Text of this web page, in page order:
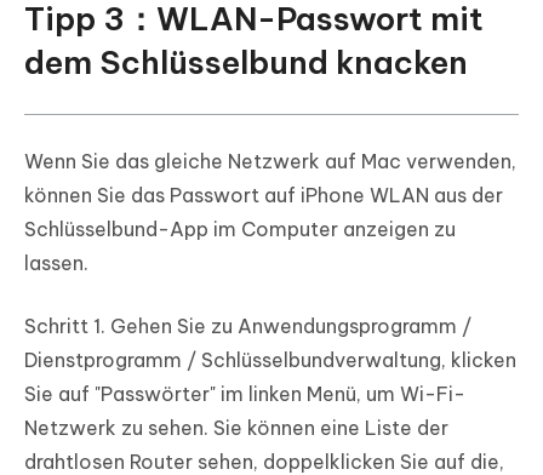
Tipp 3：WLAN-Passwort mit
dem Schlüsselbund knacken
Wenn Sie das gleiche Netzwerk auf Mac verwenden,
können Sie das Passwort auf iPhone WLAN aus der
Schlüsselbund-App im Computer anzeigen zu
lassen.
Schritt 1. Gehen Sie zu Anwendungsprogramm /
Dienstprogramm / Schlüsselbundverwaltung, klicken
Sie auf "Passwörter" im linken Menü, um Wi-Fi-
Netzwerk zu sehen. Sie können eine Liste der
drahtlosen Router sehen, doppelklicken Sie auf die,